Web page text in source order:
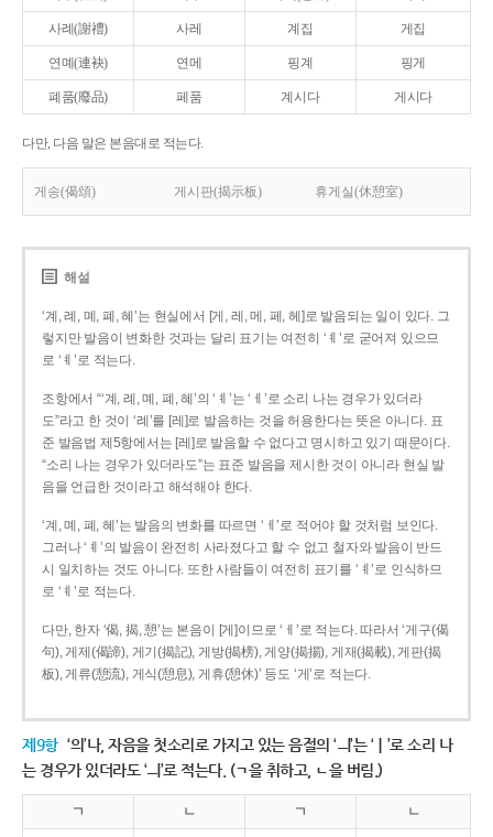
사례(謝禮) 사레 계집 게집
연몌(連袂) 연메 핑계 핑게
폐품(廢品) 페품 계시다 게시다
다만, 다음 말은 본음대로 적는다.
게송(偈頌) 게시판(揭示板) 휴게실(休憩室)
해설
‘계, 례, 몌, 폐, 혜’는 현실에서 [게, 레, 메, 페, 헤]로 발음되는 일이 있다. 그
렇지만 발음이 변화한 것과는 달리 표기는 여전히 ‘ㅖ’로 굳어져 있으므
로 ‘ㅖ’로 적는다.
조항에서 “‘계, 례, 몌, 폐, 혜’의 ‘ㅖ’는 ‘ㅔ’로 소리 나는 경우가 있더라
도”라고 한 것이 ‘례’를 [레]로 발음하는 것을 허용한다는 뜻은 아니다. 표
준 발음법 제5항에서는 [레]로 발음할 수 없다고 명시하고 있기 때문이다.
“소리 나는 경우가 있더라도”는 표준 발음을 제시한 것이 아니라 현실 발
음을 언급한 것이라고 해석해야 한다.
‘계, 몌, 폐, 혜’는 발음의 변화를 따르면 ‘ㅔ’로 적어야 할 것처럼 보인다.
그러나 ‘ㅖ’의 발음이 완전히 사라졌다고 할 수 없고 철자와 발음이 반드
시 일치하는 것도 아니다. 또한 사람들이 여전히 표기를 ‘ㅖ’로 인식하므
로 ‘ㅖ’로 적는다.
다만, 한자 ‘偈, 揭, 憩’는 본음이 [게]이므로 ‘ㅔ’로 적는다. 따라서 ‘게구(偈
句), 게제(偈諦), 게기(揭記), 게방(揭榜), 게양(揭揚), 게재(揭載), 게판(揭
板), 게류(憩流), 게식(憩息), 게휴(憩休)’ 등도 ‘게’로 적는다.
제9항 ‘의’나, 자음을 첫소리로 가지고 있는 음절의 ‘ㅢ’는 ‘ㅣ’로 소리 나
는 경우가 있더라도 ‘ㅢ’로 적는다. (ㄱ을 취하고, ㄴ을 버림.)
ㄱ ㄴ ㄱ ㄴ